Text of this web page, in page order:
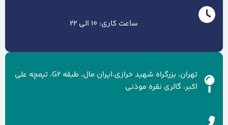
ساعت کاری: 10 الی 22
تهران، بزرگراه شهید خرازی،ایران مال، طبقه G2، تیمچه علی
اکبر، گالری نقره موذنی